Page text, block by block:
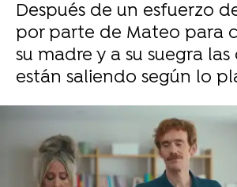
Después de un esfuerzo
por parte de Mateo para
su madre y a su suegra las
están saliendo según lo
El cuarto capítulo de Padre no
uno, la serie, ya disponible en